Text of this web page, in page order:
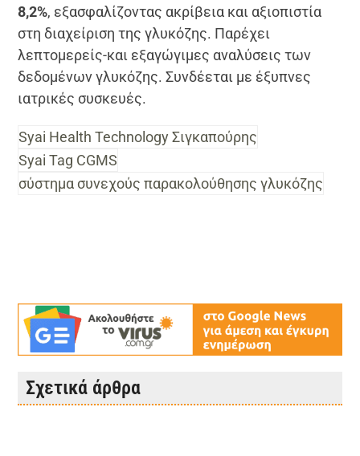
8,2%, εξασφαλίζοντας ακρίβεια και αξιοπιστία
στη διαχείριση της γλυκόζης. Παρέχει
λεπτομερείς-και εξαγώγιμες αναλύσεις των
δεδομένων γλυκόζης. Συνδέεται με έξυπνες
ιατρικές συσκευές.
Syai Health Technology Σιγκαπούρης
Syai Tag CGMS
σύστημα συνεχούς παρακολούθησης γλυκόζης
Σχετικά άρθρα